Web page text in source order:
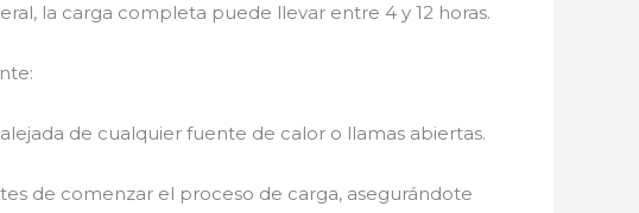
la carga completa puede llevar entre 4 y 12 horas.
de cualquier fuente de calor o llamas abiertas.
de comenzar el proceso de carga, asegurándote